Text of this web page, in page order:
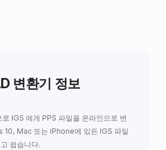
변환기 정보
IGS 에게 PPS 파일을 온라인으로 변
10, Mac 또는 iPhone에 있든 IGS 파일
쉽습니다.